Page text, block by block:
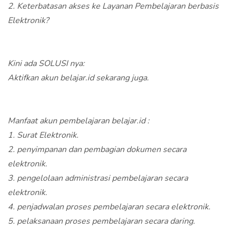
2. Keterbatasan akses ke Layanan Pembelajaran berbasis
Elektronik?
Kini ada SOLUSI nya:
Aktifkan akun belajar.id sekarang juga.
Manfaat akun pembelajaran belajar.id :
1. Surat Elektronik.
2. penyimpanan dan pembagian dokumen secara
elektronik.
3. pengelolaan administrasi pembelajaran secara
elektronik.
4. penjadwalan proses pembelajaran secara elektronik.
5. pelaksanaan proses pembelajaran secara daring.